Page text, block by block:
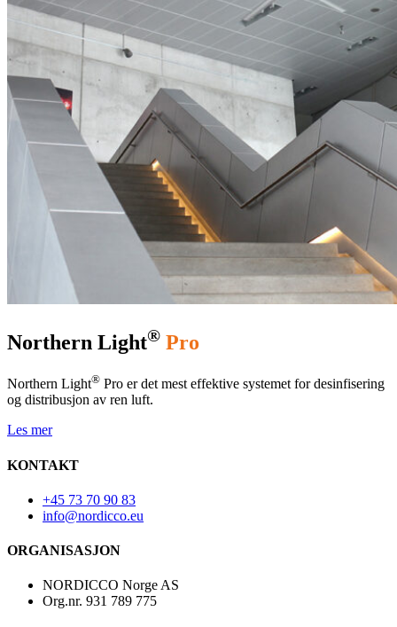
Northern Light® Pro
Northern Light® Pro er det mest effektive systemet for desinfisering
og distribusjon av ren luft.
Les mer
KONTAKT
+45 73 70 90 83
info@nordicco.eu
ORGANISASJON
NORDICCO Norge AS
Org.nr. 931 789 775